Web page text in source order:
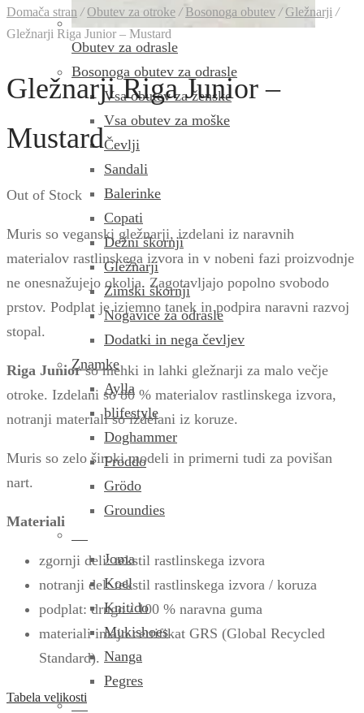
Obutev za odrasle
Bosonoga obutev za odrasle
Vsa obutev za ženske
Vsa obutev za moške
Čevlji
Sandali
Balerinke
Copati
Dežni škornji
Gležnarji
Zimski škornji
Nogavice za odrasle
Dodatki in nega čevljev
Znamke
Aylla
blifestyle
Doghammer
Froddo
Grödo
Groundies
Joma
Koel
Knitido
Mukishoes
Nanga
Pegres
Domača stran / Obutev za otroke / Bosonoga obutev / Gležnarji /
Gležnarji Riga Junior – Mustard
Gležnarji Riga Junior –
Mustard
Out of Stock
Muris so veganski gležnarji, izdelani iz naravnih
materialov rastlinskega izvora in v nobeni fazi proizvodnje
ne onesnažujejo okolja. Zagotavljajo popolno svobodo
prstov. Podplat je izjemno tanek in podpira naravni razvoj
stopal.
Riga Juniorso mehki in lahki gležnarji za malo večje
otroke. Izdelani so 80 % materialov rastlinskega izvora,
notranji materiali so izdelani iz koruze.
Muris so zelo široki modeli in primerni tudi za povišan
nart.
Materiali
zgornji deli: tekstil rastlinskega izvora
notranji del: tekstil rastlinskega izvora / koruza
podplat: drugo / 100 % naravna guma
materiali imajo certifikat GRS (Global Recycled
Standard).
Tabela velikosti